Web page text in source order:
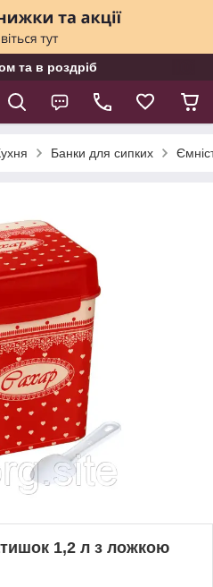
та в роздріб
Банки для сипких
1,2 л з ложкою